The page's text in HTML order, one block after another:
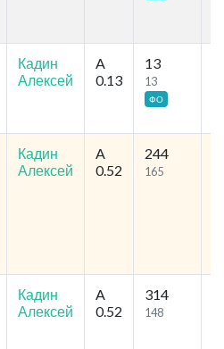
Кадин
Алексей
A
0.13
13
13
ФО
Кадин
Алексей
A
0.52
244
165
Кадин
Алексей
A
0.52
314
148